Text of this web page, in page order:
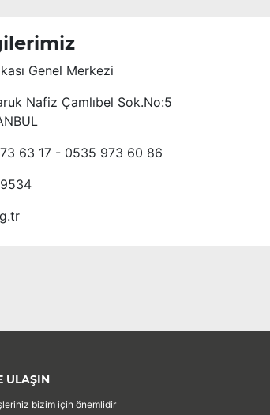
Genel Merkezi
Nafiz Çamlıbel Sok.No:5
63 17 - 0535 973 60 86
ULAŞIN
bizim için önemlidir